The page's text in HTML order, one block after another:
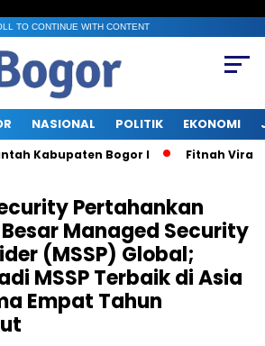
TO CONTINUE WITH CONTENT
NASIONAL POLITIK EKONOMI
Kabupaten Bogor I Fitnah Viral di
Pertahankan
Managed Security
(MSSP) Global;
MSSP Terbaik di Asia
Empat Tahun